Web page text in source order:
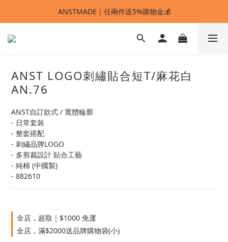
ANSTMADE｜任兩件送5%購物金💰
ANSTMADE｜任兩件送5%購物金💰
🚩 【SELECT服飾】1件95折、2件88折
ANSTMADE｜任兩件送5%購物金💰
ANST LOGO刺繡貼合短T/麻花白
AN.76
ANST自訂款式 / 寬體輪廓
- 日常套裝
- 整套搭配
- 刺繡品牌LOGO
- 多剪裁設計 貼合工藝
- 純棉 (中國製)
- 882610
全店，超取｜$1000 免運
全店，滿$2000送品牌購物袋(小)